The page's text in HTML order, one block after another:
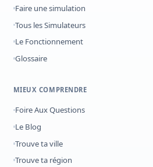
Faire une simulation
Tous les Simulateurs
Le Fonctionnement
Glossaire
MIEUX COMPRENDRE
Foire Aux Questions
Le Blog
Trouve ta ville
Trouve ta région